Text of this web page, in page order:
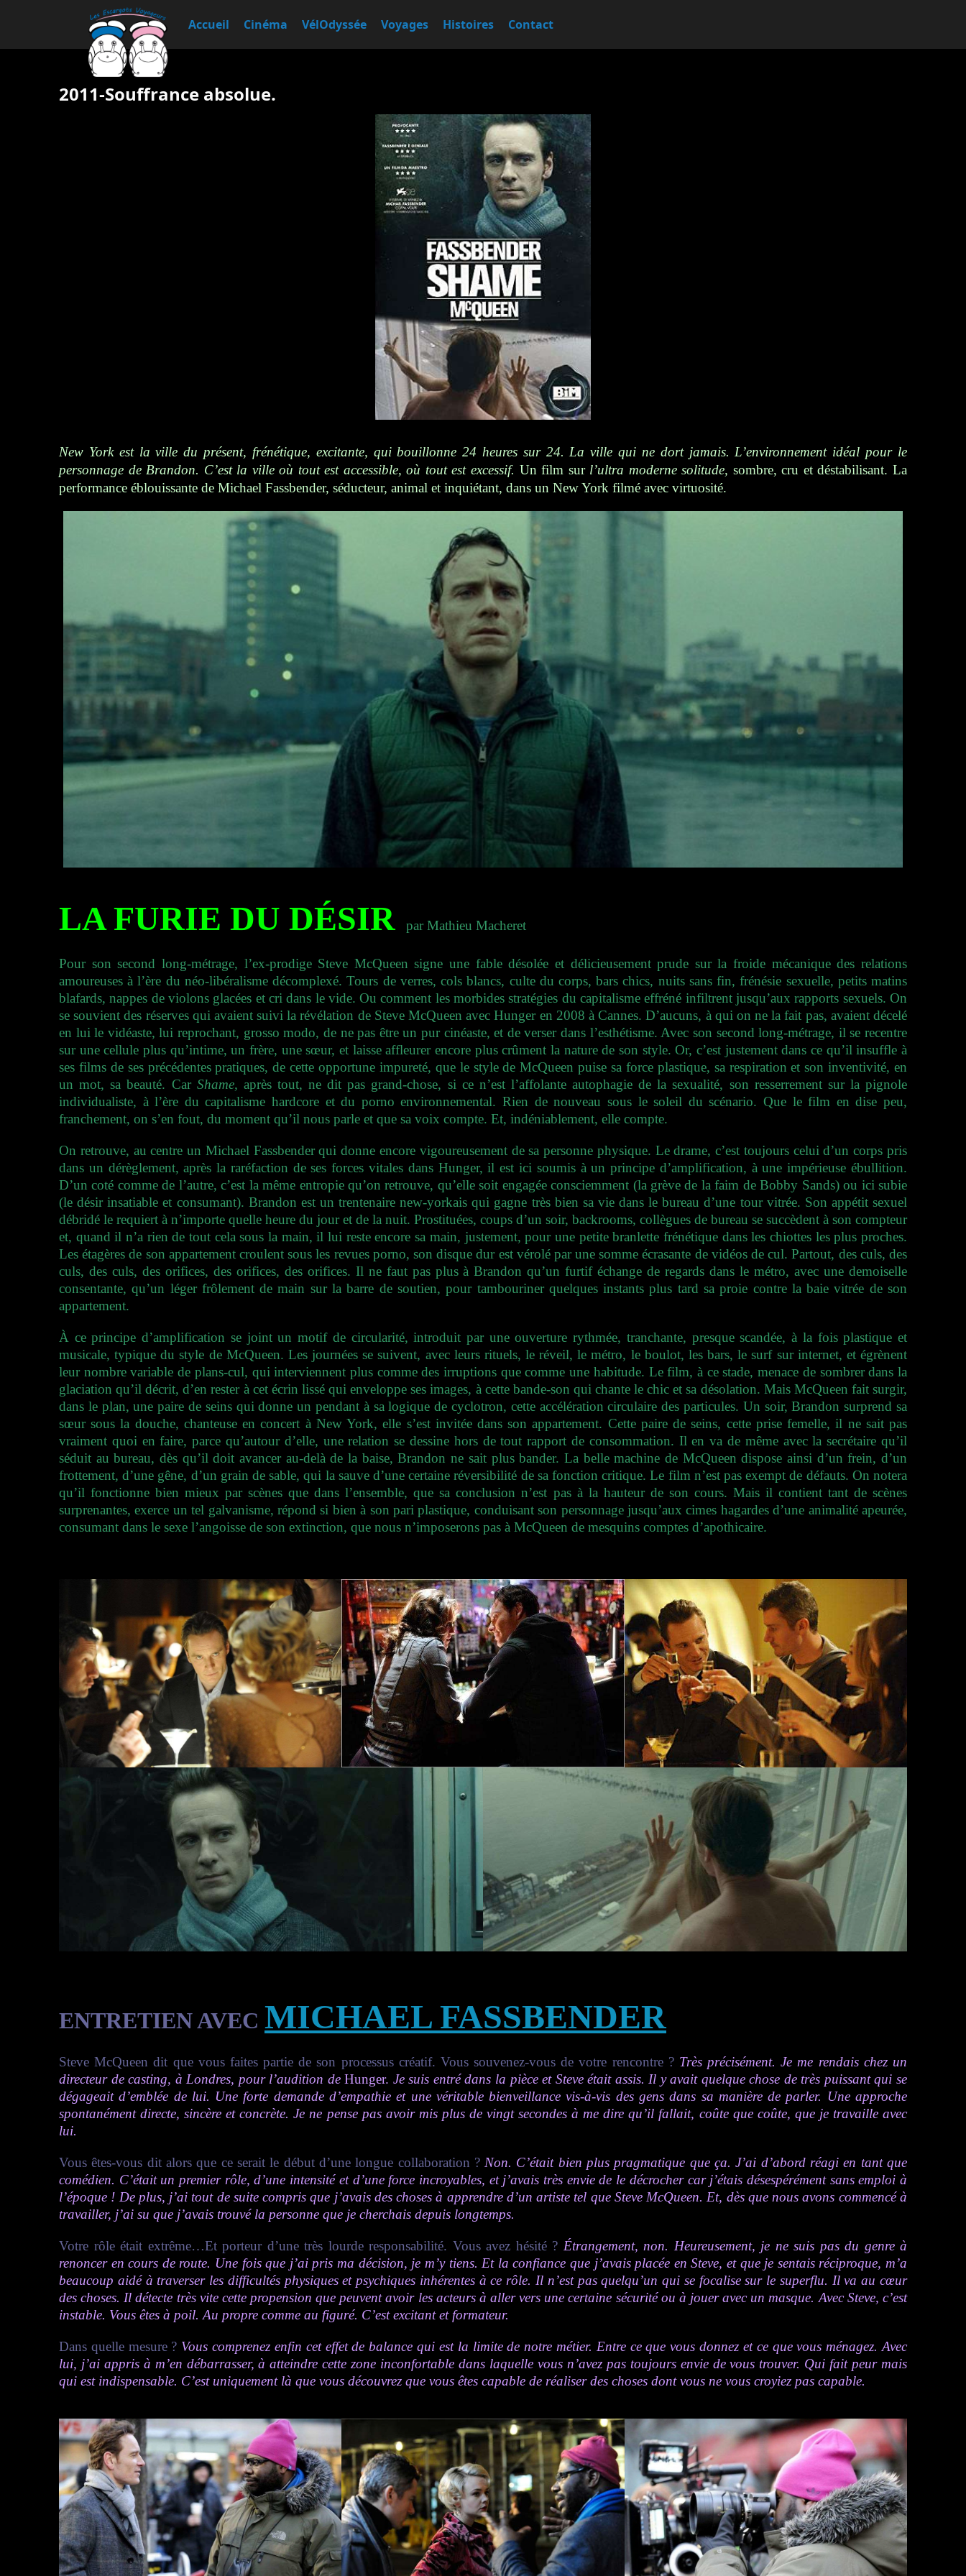
Accueil Cinéma VélOdyssée Voyages Histoires Contact
2011-Souffrance absolue.
New York est la ville du présent, frénétique, excitante, qui bouillonne 24 heures sur 24. La ville qui ne dort jamais. L’environnement idéal pour le
personnage de Brandon. C’est la ville où tout est accessible, où tout est excessif. Un film sur l’ultra moderne solitude, sombre, cru et déstabilisant.La
performance éblouissante de Michael Fassbender, séducteur, animal et inquiétant, dans un New York filmé avec virtuosité.
LA FURIE DU DÉSIR par Mathieu Macheret
Pour son second long-métrage, l’ex-prodige Steve McQueen signe une fable désolée et délicieusement prude sur la froide mécanique des relations
amoureuses à l’ère du néo-libéralisme décomplexé. Tours de verres, cols blancs, culte du corps, bars chics, nuits sans fin, frénésie sexuelle, petits matins
blafards, nappes de violons glacées et cri dans le vide. Ou comment les morbides stratégies du capitalisme effréné infiltrent jusqu’aux rapports sexuels. On
se souvient des réserves qui avaient suivi la révélation de Steve McQueen avec Hunger en 2008 à Cannes. D’aucuns, à qui on ne la fait pas, avaient décelé
en lui le vidéaste, lui reprochant, grosso modo, de ne pas être un pur cinéaste, et de verser dans l’esthétisme. Avec son second long-métrage, il se recentre
sur une cellule plus qu’intime, un frère, une sœur, et laisse affleurer encore plus crûment la nature de son style. Or, c’est justement dans ce qu’il insuffle à
ses films de ses précédentes pratiques, de cette opportune impureté, que le style de McQueen puise sa force plastique, sa respiration et son inventivité, en
un mot, sa beauté. Car Shame, après tout, ne dit pas grand-chose, si ce n’est l’affolante autophagie de la sexualité, son resserrement sur la pignole
individualiste, à l’ère du capitalisme hardcore et du porno environnemental. Rien de nouveau sous le soleil du scénario. Que le film en dise peu,
franchement, on s’en fout, du moment qu’il nous parle et que sa voix compte. Et, indéniablement, elle compte.
On retrouve, au centre un Michael Fassbender qui donne encore vigoureusement de sa personne physique. Le drame, c’est toujours celui d’un corps pris
dans un dérèglement, après la raréfaction de ses forces vitales dans Hunger, il est ici soumis à un principe d’amplification, à une impérieuse ébullition.
D’un coté comme de l’autre, c’est la même entropie qu’on retrouve, qu’elle soit engagée consciemment (la grève de la faim de Bobby Sands) ou ici subie
(le désir insatiable et consumant). Brandon est un trentenaire new-yorkais qui gagne très bien sa vie dans le bureau d’une tour vitrée. Son appétit sexuel
débridé le requiert à n’importe quelle heure du jour et de la nuit. Prostituées, coups d’un soir, backrooms, collègues de bureau se succèdent à son compteur
et, quand il n’a rien de tout cela sous la main, il lui reste encore sa main, justement, pour une petite branlette frénétique dans les chiottes les plus proches.
Les étagères de son appartement croulent sous les revues porno, son disque dur est vérolé par une somme écrasante de vidéos de cul. Partout, des culs, des
culs, des culs, des orifices, des orifices, des orifices. Il ne faut pas plus à Brandon qu’un furtif échange de regards dans le métro, avec une demoiselle
consentante, qu’un léger frôlement de main sur la barre de soutien, pour tambouriner quelques instants plus tard sa proie contre la baie vitrée de son
appartement.
À ce principe d’amplification se joint un motif de circularité, introduit par une ouverture rythmée, tranchante, presque scandée, à la fois plastique et
musicale, typique du style de McQueen. Les journées se suivent, avec leurs rituels, le réveil, le métro, le boulot, les bars, le surf sur internet, et égrènent
leur nombre variable de plans-cul, qui interviennent plus comme des irruptions que comme une habitude. Le film, à ce stade, menace de sombrer dans la
glaciation qu’il décrit, d’en rester à cet écrin lissé qui enveloppe ses images, à cette bande-son qui chante le chic et sa désolation. Mais McQueen fait surgir,
dans le plan, une paire de seins qui donne un pendant à sa logique de cyclotron, cette accélération circulaire des particules. Un soir, Brandon surprend sa
sœur sous la douche, chanteuse en concert à New York, elle s’est invitée dans son appartement. Cette paire de seins, cette prise femelle, il ne sait pas
vraiment quoi en faire, parce qu’autour d’elle, une relation se dessine hors de tout rapport de consommation. Il en va de même avec la secrétaire qu’il
séduit au bureau, dès qu’il doit avancer au-delà de la baise, Brandon ne sait plus bander. La belle machine de McQueen dispose ainsi d’un frein, d’un
frottement, d’une gêne, d’un grain de sable, qui la sauve d’une certaine réversibilité de sa fonction critique.Le film n’est pas exempt de défauts. On notera
qu’il fonctionne bien mieux par scènes que dans l’ensemble, que sa conclusion n’est pas à la hauteur de son cours. Mais il contient tant de scènes
surprenantes, exerce un tel galvanisme, répond si bien à son pari plastique, conduisant son personnage jusqu’aux cimes hagardes d’une animalité apeurée,
consumant dans le sexe l’angoisse de son extinction, que nous n’imposerons pas à McQueen de mesquins comptes d’apothicaire.
ENTRETIEN AVEC MICHAEL FASSBENDER
Steve McQueen dit que vous faites partie de son processus créatif. Vous souvenez-vous de votre rencontre ? Très précisément. Je me rendais chez un
directeur de casting, à Londres, pour l’audition deHunger. Je suis entré dans la pièce et Steve était assis. Il y avait quelque chose de très puissant qui se
dégageait d’emblée de lui. Une forte demande d’empathie et une véritable bienveillance vis-à-vis des gens dans sa manière de parler. Une approche
spontanément directe, sincère et concrète. Je ne pense pas avoir mis plus de vingt secondes à me dire qu’il fallait, coûte que coûte, que je travaille avec
lui.
Vous êtes-vous dit alors que ce serait le début d’une longue collaboration ?Non. C’était bien plus pragmatique que ça. J’ai d’abord réagi en tant que
comédien. C’était un premier rôle, d’une intensité et d’une force incroyables, et j’avais très envie de le décrocher car j’étais désespérément sans emploi à
l’époque ! De plus, j’ai tout de suite compris que j’avais des choses à apprendre d’un artiste tel que Steve McQueen. Et, dès que nous avons commencé à
travailler, j’ai su que j’avais trouvé la personne que je cherchais depuis longtemps.
Votre rôle était extrême…Et porteur d’une très lourde responsabilité. Vous avez hésité ? Étrangement, non. Heureusement, je ne suis pas du genre à
renoncer en cours de route. Une fois que j’ai pris ma décision, je m’y tiens. Et la confiance que j’avais placée en Steve, et que je sentais réciproque, m’a
beaucoup aidé à traverser les difficultés physiques et psychiques inhérentes à ce rôle. Il n’est pas quelqu’un qui se focalise sur le superflu. Il va au cœur
des choses. Il détecte très vite cette propension que peuvent avoir les acteurs à aller vers une certaine sécurité ou à jouer avec un masque. Avec Steve, c’est
instable. Vous êtes à poil. Au propre comme au figuré. C’est excitant et formateur.
Dans quelle mesure ? Vous comprenez enfin cet effet de balance qui est la limite de notre métier. Entre ce que vous donnez et ce que vous ménagez. Avec
lui, j’ai appris à m’en débarrasser, à atteindre cette zone inconfortable dans laquelle vous n’avez pas toujours envie de vous trouver. Qui fait peur mais
qui est indispensable. C’est uniquement là que vous découvrez que vous êtes capable de réaliser des choses dont vous ne vous croyiez pas capable.